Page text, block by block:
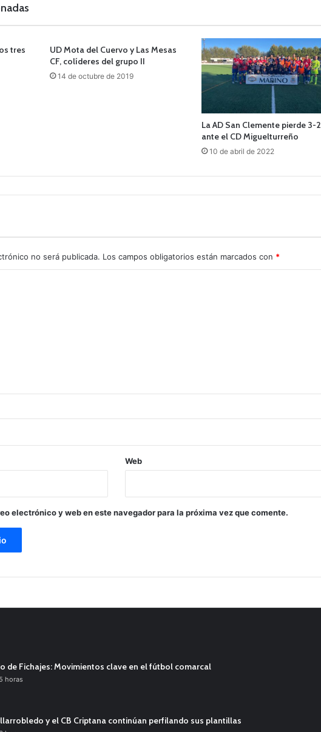
tres
UD Mota del Cuervo y Las Mesas
CF, colíderes del grupo II
14 de octubre de 2019
La AD San Clemente pierde 3-2
ante el CD Miguelturreño
10 de abril de 2022
no será publicada. Los campos obligatorios están marcados con *
Web
electrónico y web en este navegador para la próxima vez que comente.
de Fichajes: Movimientos clave en el fútbol comarcal
horas
y el CB Criptana continúan perfilando sus plantillas